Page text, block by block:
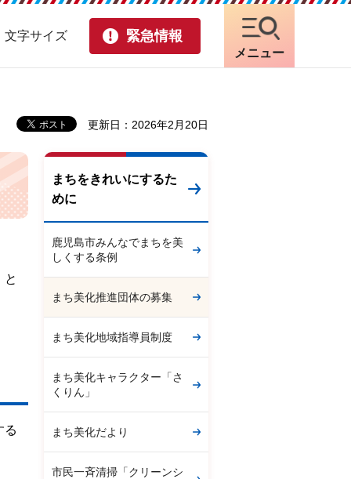
文字サイズ 緊急情報
メニュー
更新日：2026年2月20日
と
る
まちをきれいにするた
めに
鹿児島市みんなでまちを美
しくする条例
まち美化推進団体の募集
まち美化地域指導員制度
まち美化キャラクター「さ
くりん」
まち美化だより
市民一斉清掃「クリーンシ